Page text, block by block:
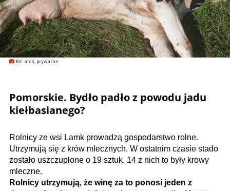
fot. arch. prywatne
Pomorskie. Bydło padło z powodu jadu
kiełbasianego?
Rolnicy ze wsi Lamk prowadzą gospodarstwo rolne.
Utrzymują się z krów mlecznych. W ostatnim czasie stado
zostało uszczuplone o 19 sztuk. 14 z nich to były krowy
mleczne.
Rolnicy utrzymują, że winę za to ponosi jeden z